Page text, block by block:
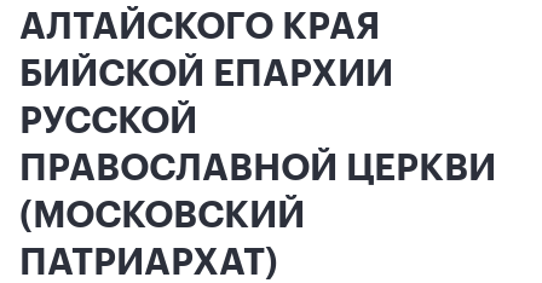
АЛТАЙСКОГО КРАЯ
БИЙСКОЙ ЕПАРХИИ
РУССКОЙ
ПРАВОСЛАВНОЙ ЦЕРКВИ
(МОСКОВСКИЙ
ПАТРИАРХАТ)